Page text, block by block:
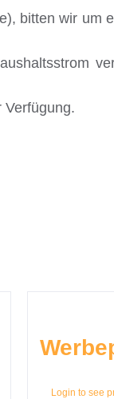
bitten wir um
Verfügung.
Login to see